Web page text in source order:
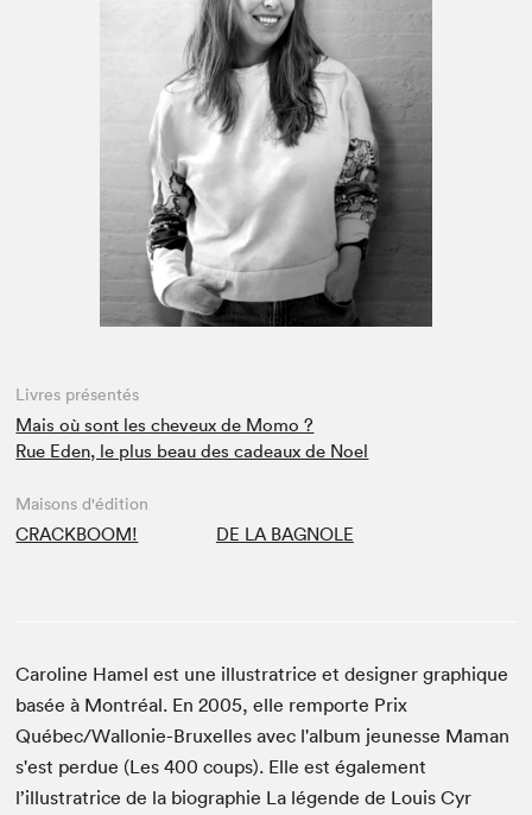
Livres présentés
Mais où sont les cheveux de Momo ?
Rue Eden, le plus beau des cadeaux de Noel
Maisons d'édition
CRACKBOOM! DE LA BAGNOLE
Caroline Hamel est une illustratrice et designer graphique
basée à Montréal. En 2005, elle remporte Prix
Québec/Wallonie-Bruxelles avec l'album jeunesse Maman
s'est perdue (Les 400 coups). Elle est également
l’illustratrice de la biographie La légende de Louis Cyr